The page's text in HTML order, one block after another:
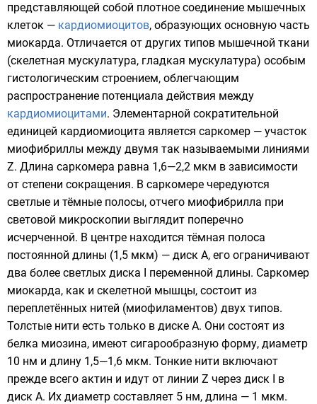
представляющей собой плотное соединение мышечных
клеток — кардиомиоцитов, образующих основную часть
миокарда. Отличается от других типов мышечной ткани
(скелетная мускулатура, гладкая мускулатура) особым
гистологическим строением, облегчающим
распространение потенциала действия между
кардиомиоцитами. Элементарной сократительной
единицей кардиомиоцита является саркомер — участок
миофибриллы между двумя так называемыми линиями
Z. Длина саркомера равна 1,6—2,2 мкм в зависимости
от степени сокращения. В саркомере чередуются
светлые и тёмные полосы, отчего миофибрилла при
световой микроскопии выглядит поперечно
исчерченной. В центре находится тёмная полоса
постоянной длины (1,5 мкм) — диск A, его ограничивают
два более светлых диска I переменной длины. Саркомер
миокарда, как и скелетной мышцы, состоит из
переплетённых нитей (миофиламентов) двух типов.
Толстые нити есть только в диске A. Они состоят из
белка миозина, имеют сигарообразную форму, диаметр
10 нм и длину 1,5—1,6 мкм. Тонкие нити включают
прежде всего актин и идут от линии Z через диск I в
диск A. Их диаметр составляет 5 нм, длина — 1 мкм.